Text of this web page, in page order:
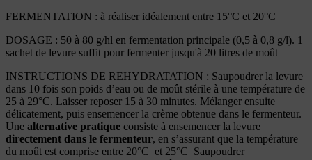
FERMENTATION : à réaliser idéalement entre 15°C et 20°C
DOSAGE : 50 à 80 g/hl en fermentation principale (0,5 à 0,8 g/l). 1
sachet de levure suffit pour fermenter jusqu'à 20 litres de moût
INSTRUCTIONS DE REHYDRATATION : Saupoudrer la levure
dans 10 fois son poids d’eau ou de moût stérile à une température de
25 à 29°C. Laisser reposer 15 à 30 minutes. Mélanger ensuite
délicatement, puis ensemencer la crème obtenue dans le fermenteur.
Une alternative pratique consiste à ensemencer la levure
directement dans le fermenteur, en s’assurant que la température
du moût est comprise entre 20°C et 25°C Saupoudrer